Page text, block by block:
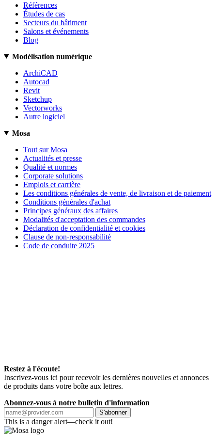
Références
Études de cas
Secteurs du bâtiment
Salons et événements
Blog
Modélisation numérique
ArchiCAD
Autocad
Revit
Sketchup
Vectorworks
Autre logiciel
Mosa
Tout sur Mosa
Actualités et presse
Qualité et normes
Corporate solutions
Emplois et carrière
Les conditions générales de vente, de livraison et de paiement
Conditions générales d'achat
Principes généraux des affaires
Modalités d'acceptation des commandes
Déclaration de confidentialité et cookies
Clause de non-responsabilité
Code de conduite 2025
Restez à l'écoute!
Inscrivez-vous ici pour recevoir les dernières nouvelles et annonces
de produits dans votre boîte aux lettres.
Abonnez-vous à notre bulletin d'information
S'abonner
This is a danger alert—check it out!